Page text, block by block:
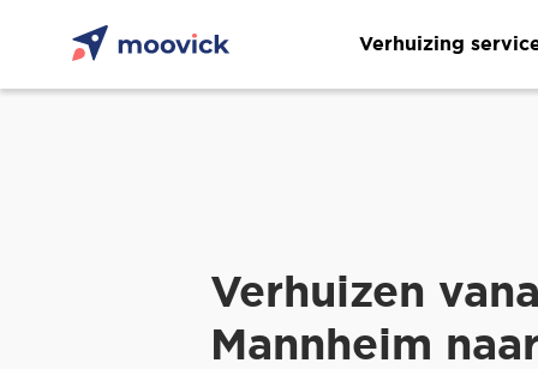
Verhuizing
Verhuizen
Mannheim